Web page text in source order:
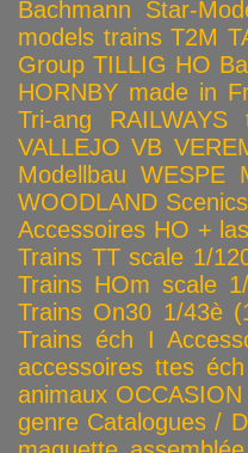
Bachmann
Star-
models trains T2M
Group TILLIG HO
HORNBY made in
Tri-ang RAILWAYS
VALLEJO VB
Modellbau WESPE
WOODLAND Scenics
Accessoires HO +
Trains TT scale 1/
Trains HOm scale
Trains On30 1/43è
Trains éch I
accessoires ttes éch
animaux
genre Catalogues /